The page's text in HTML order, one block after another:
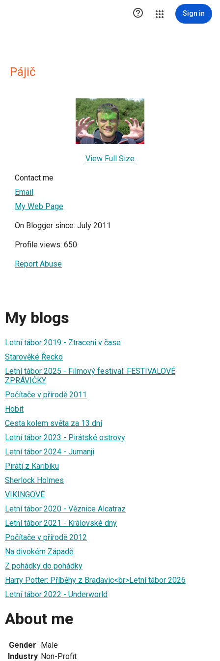
 Sign in
Pájič
View Full Size
Contact me
Email
My Web Page
On Blogger since: July 2011
Profile views: 650
Report Abuse
My blogs
Letní tábor 2019 - Ztraceni v čase
Starověké Řecko
Letní tábor 2025 - Filmový festival: FESTIVALOVÉ
ZPRÁVIČKY
Počítače v přírodě 2011
Hobit
Cesta kolem světa za 13 dní
Letní tábor 2023 - Pirátské ostrovy
Letní tábor 2024 - Jumanji
Piráti z Karibiku
Sherlock Holmes
VIKINGOVÉ
Letní tábor 2020 - Věznice Alcatraz
Letní tábor 2021 - Královské dny
Počítače v přírodě 2012
Na divokém Západě
Z pohádky do pohádky
Harry Potter: Příběhy z Bradavic<br>Letní tábor 2026
Letní tábor 2022 - Underworld
About me
Gender Male
Industry Non-Profit